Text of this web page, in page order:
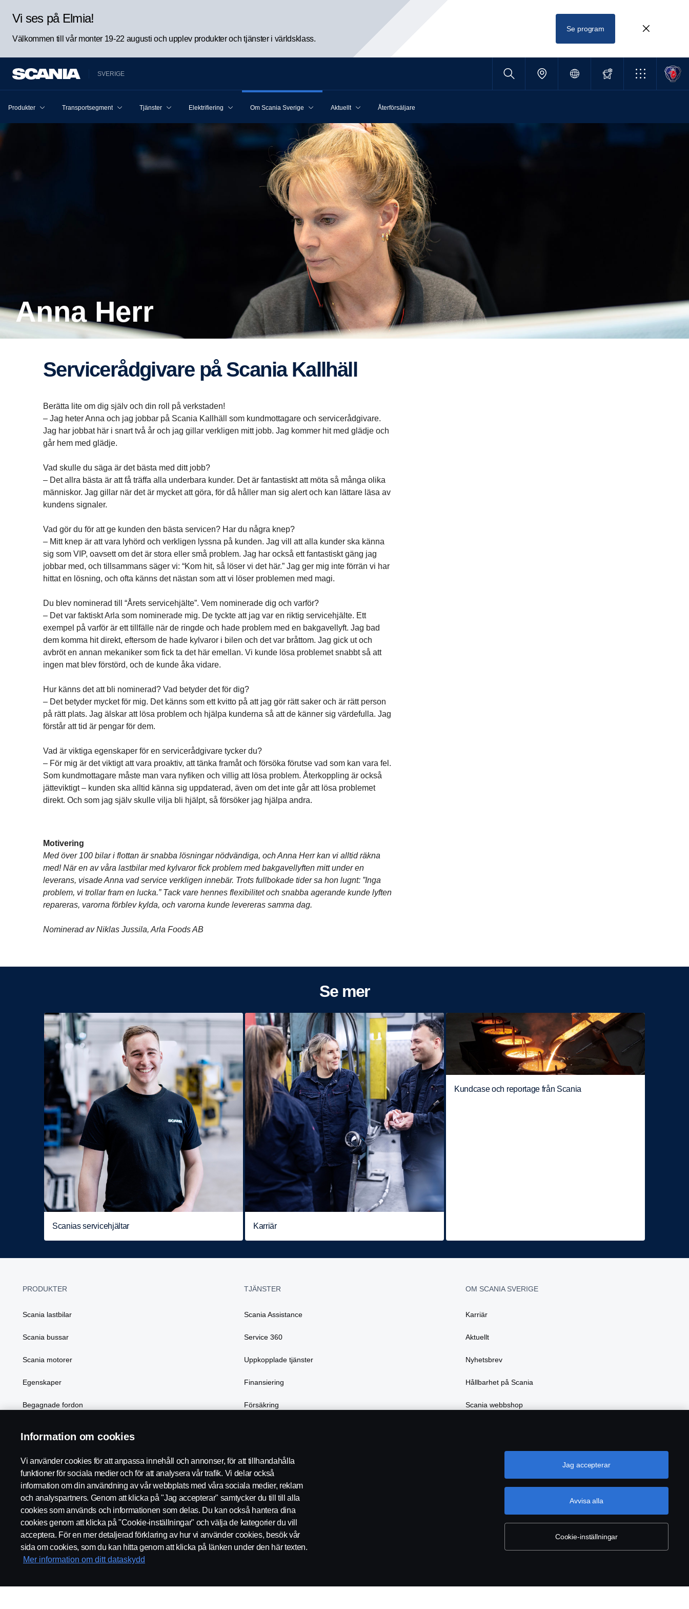
Vi ses på Elmia!
Välkommen till vår monter 19-22 augusti och upplev produkter och tjänster i världsklass.
Se program
SVERIGE
Produkter Transportsegment Tjänster Elektrifiering Om Scania Sverige Aktuellt Återförsäljare
Anna Herr
Service­råd­gi­vare på Scania Kallhäll
Berätta lite om dig själv och din roll på verkstaden!
– Jag heter Anna och jag jobbar på Scania Kallhäll som kundmottagare och servicerådgivare.
Jag har jobbat här i snart två år och jag gillar verkligen mitt jobb. Jag kommer hit med glädje och
går hem med glädje.
Vad skulle du säga är det bästa med ditt jobb?
– Det allra bästa är att få träffa alla underbara kunder. Det är fantastiskt att möta så många olika
människor. Jag gillar när det är mycket att göra, för då håller man sig alert och kan lättare läsa av
kundens signaler.
Vad gör du för att ge kunden den bästa servicen? Har du några knep?
– Mitt knep är att vara lyhörd och verkligen lyssna på kunden. Jag vill att alla kunder ska känna
sig som VIP, oavsett om det är stora eller små problem. Jag har också ett fantastiskt gäng jag
jobbar med, och tillsammans säger vi: “Kom hit, så löser vi det här.” Jag ger mig inte förrän vi har
hittat en lösning, och ofta känns det nästan som att vi löser problemen med magi.
Du blev nominerad till “Årets servicehjälte”. Vem nominerade dig och varför?
– Det var faktiskt Arla som nominerade mig. De tyckte att jag var en riktig servicehjälte. Ett
exempel på varför är ett tillfälle när de ringde och hade problem med en bakgavellyft. Jag bad
dem komma hit direkt, eftersom de hade kylvaror i bilen och det var bråttom. Jag gick ut och
avbröt en annan mekaniker som fick ta det här emellan. Vi kunde lösa problemet snabbt så att
ingen mat blev förstörd, och de kunde åka vidare.
Hur känns det att bli nominerad? Vad betyder det för dig?
– Det betyder mycket för mig. Det känns som ett kvitto på att jag gör rätt saker och är rätt person
på rätt plats. Jag älskar att lösa problem och hjälpa kunderna så att de känner sig värdefulla. Jag
förstår att tid är pengar för dem.
Vad är viktiga egenskaper för en servicerådgivare tycker du?
– För mig är det viktigt att vara proaktiv, att tänka framåt och försöka förutse vad som kan vara fel.
Som kundmottagare måste man vara nyfiken och villig att lösa problem. Återkoppling är också
jätteviktigt – kunden ska alltid känna sig uppdaterad, även om det inte går att lösa problemet
direkt. Och som jag själv skulle vilja bli hjälpt, så försöker jag hjälpa andra.
Motivering
Med över 100 bilar i flottan är snabba lösningar nödvändiga, och Anna Herr kan vi alltid räkna
med! När en av våra lastbilar med kylvaror fick problem med bakgavellyften mitt under en
leverans, visade Anna vad service verkligen innebär. Trots fullbokade tider sa hon lugnt: ”Inga
problem, vi trollar fram en lucka.” Tack vare hennes flexibilitet och snabba agerande kunde lyften
repareras, varorna förblev kylda, och varorna kunde levereras samma dag.
Nominerad av Niklas Jussila, Arla Foods AB
Se mer
Scanias servicehjältar Karriär
Kundcase och reportage från Scania
PRODUKTER
Scania lastbilar
Scania bussar
Scania motorer
Egenskaper
Begagnade fordon
TJÄNSTER
Scania Assistance
Service 360
Uppkopplade tjänster
Finansiering
Försäkring
OM SCANIA SVERIGE
Karriär
Aktuellt
Nyhetsbrev
Hållbarhet på Scania
Scania webbshop
Scania i region: Sverige
REGLER INTEGRITETSPOLICY WHISTLEBLOWING KONTAKT ÅTERFÖRSÄLJARE
Information om cookies
Vi använder cookies för att anpassa innehåll och annonser, för att tillhandahålla
funktioner för sociala medier och för att analysera vår trafik. Vi delar också
information om din användning av vår webbplats med våra sociala medier, reklam
och analyspartners. Genom att klicka på "Jag accepterar" samtycker du till till alla
cookies som används och informationen som delas. Du kan också hantera dina
cookies genom att klicka på "Cookie-inställningar" och välja de kategorier du vill
acceptera. För en mer detaljerad förklaring av hur vi använder cookies, besök vår
sida om cookies, som du kan hitta genom att klicka på länken under den här texten.
Mer information om ditt dataskydd
Cookie-inställningar
Avvisa alla
Jag accepterar